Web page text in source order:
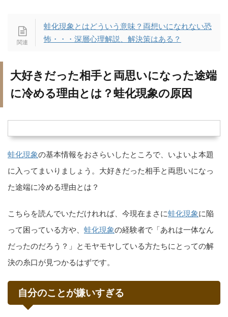
蛙化現象とはどういう意味？両想いになれない恐
怖・・・深層心理解説、解決策はある？
大好きだった相手と両思いになった途端
に冷める理由とは？蛙化現象の原因
蛙化現象の基本情報をおさらいしたところで、いよいよ本題
に入ってまいりましょう。大好きだった相手と両思いになっ
た途端に冷める理由とは？
こちらを読んでいただけれれば、今現在まさに蛙化現象に陥
って困っている方や、 蛙化現象の経験者で「あれは一体なん
だったのだろう？」とモヤモヤしている方たちにとっての解
決の糸口が見つかるはずです。
自分のことが嫌いすぎる